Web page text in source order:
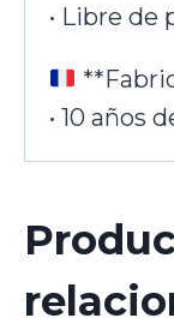
• Libre de
• 10 años